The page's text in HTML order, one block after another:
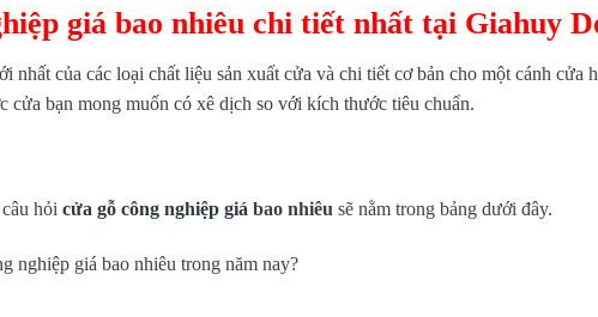
giá bao nhiêu chi tiết nhất tại Giahuy
nhất của các loại chất liệu sản xuất cửa và chi tiết cơ bản cho một cánh cửa
cửa bạn mong muốn có xê dịch so với kích thước tiêu chuẩn.
hỏi cửa gỗ công nghiệp giá bao nhiêu sẽ nằm trong bảng dưới đây.